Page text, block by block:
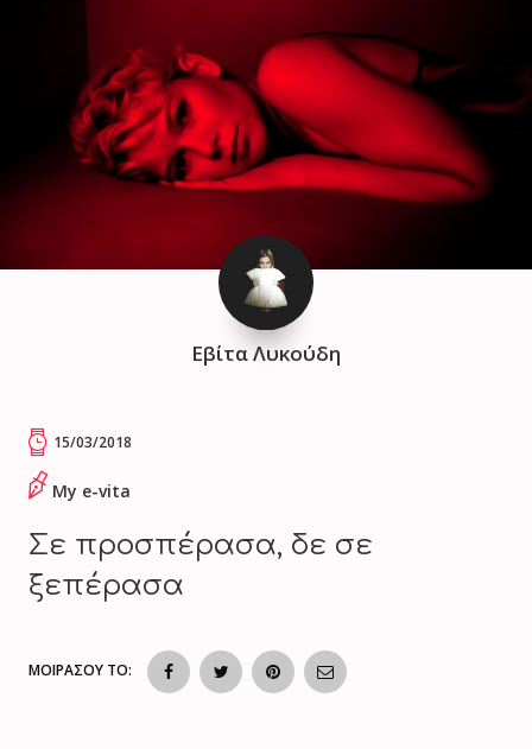
Εβίτα Λυκούδη
15/03/2018
My e-vita
Σε προσπέρασα, δε σε
ξεπέρασα
ΜΟΙΡΑΣΟΥ ΤΟ: